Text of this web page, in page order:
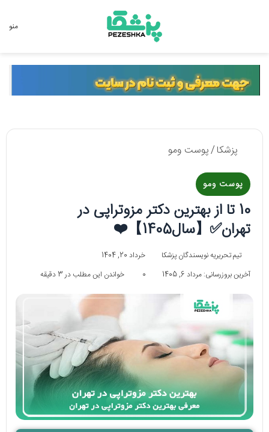
منو
پزشکا/پوست ومو
پوست ومو
10 تا از بهترین دکتر مزوتراپی در
تهران✅【سال1405】❤️
تیم تحریریه نویسندگان پزشکا
خرداد 20, 1404
آخرین بروزرسانی: مرداد 6, 1405
0 خواندن این مطلب در 3 دقیقه